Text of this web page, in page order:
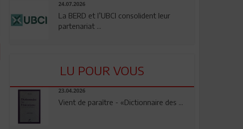
24.07.2026
La BERD et l’UBCI consolident leur
partenariat ...
LU POUR VOUS
23.04.2026
Vient de paraître - «Dictionnaire des ...